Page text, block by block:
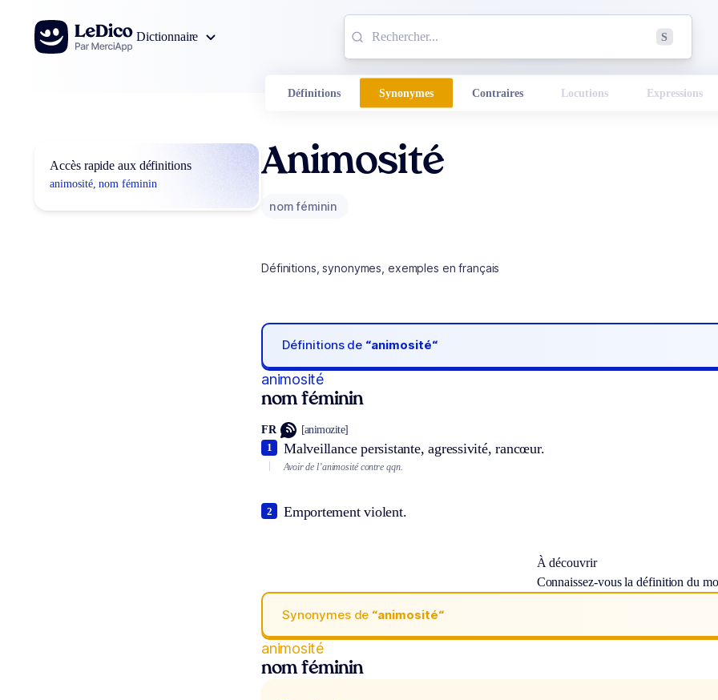
Aller au contenu
Dictionnaire
S
Définitions Synonymes Contraires Locutions Expressions
Accès rapide aux définitions
animosité, nom féminin
Animosité
nom féminin
Définitions, synonymes, exemples en français
Définitions de “animosité“
animosité
nom féminin
FR [animozite]
Malveillance persistante, agressivité, rancœur.
1
Avoir de l’animosité contre qqn.
Emportement violent.
2
À découvrir
Connaissez-vous la définition du
Synonymes de “animosité“
animosité
nom féminin